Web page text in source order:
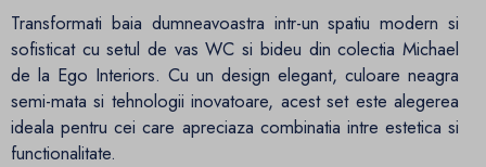
Transformati baia dumneavoastra intr-un spatiu modern si
sofisticat cu setul de vas WC si bideu din colectia Michael
de la Ego Interiors. Cu un design elegant, culoare neagra
semi-mata si tehnologii inovatoare, acest set este alegerea
ideala pentru cei care apreciaza combinatia intre estetica si
functionalitate.